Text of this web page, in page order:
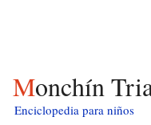
Monchín
Enciclopedia para niños